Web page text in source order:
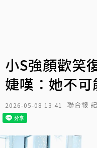
小S強顏歡笑
婕嘆：她不
2026-05-08 13:41 聯合報